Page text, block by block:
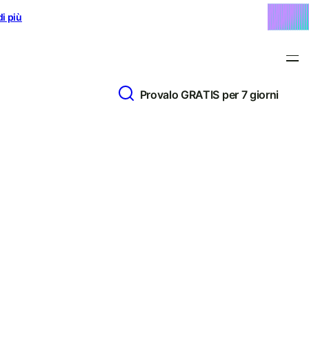
più
Provalo GRATIS per 7 giorni